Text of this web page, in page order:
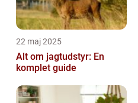
22 maj 2025
Alt om jagtudstyr: En
komplet guide